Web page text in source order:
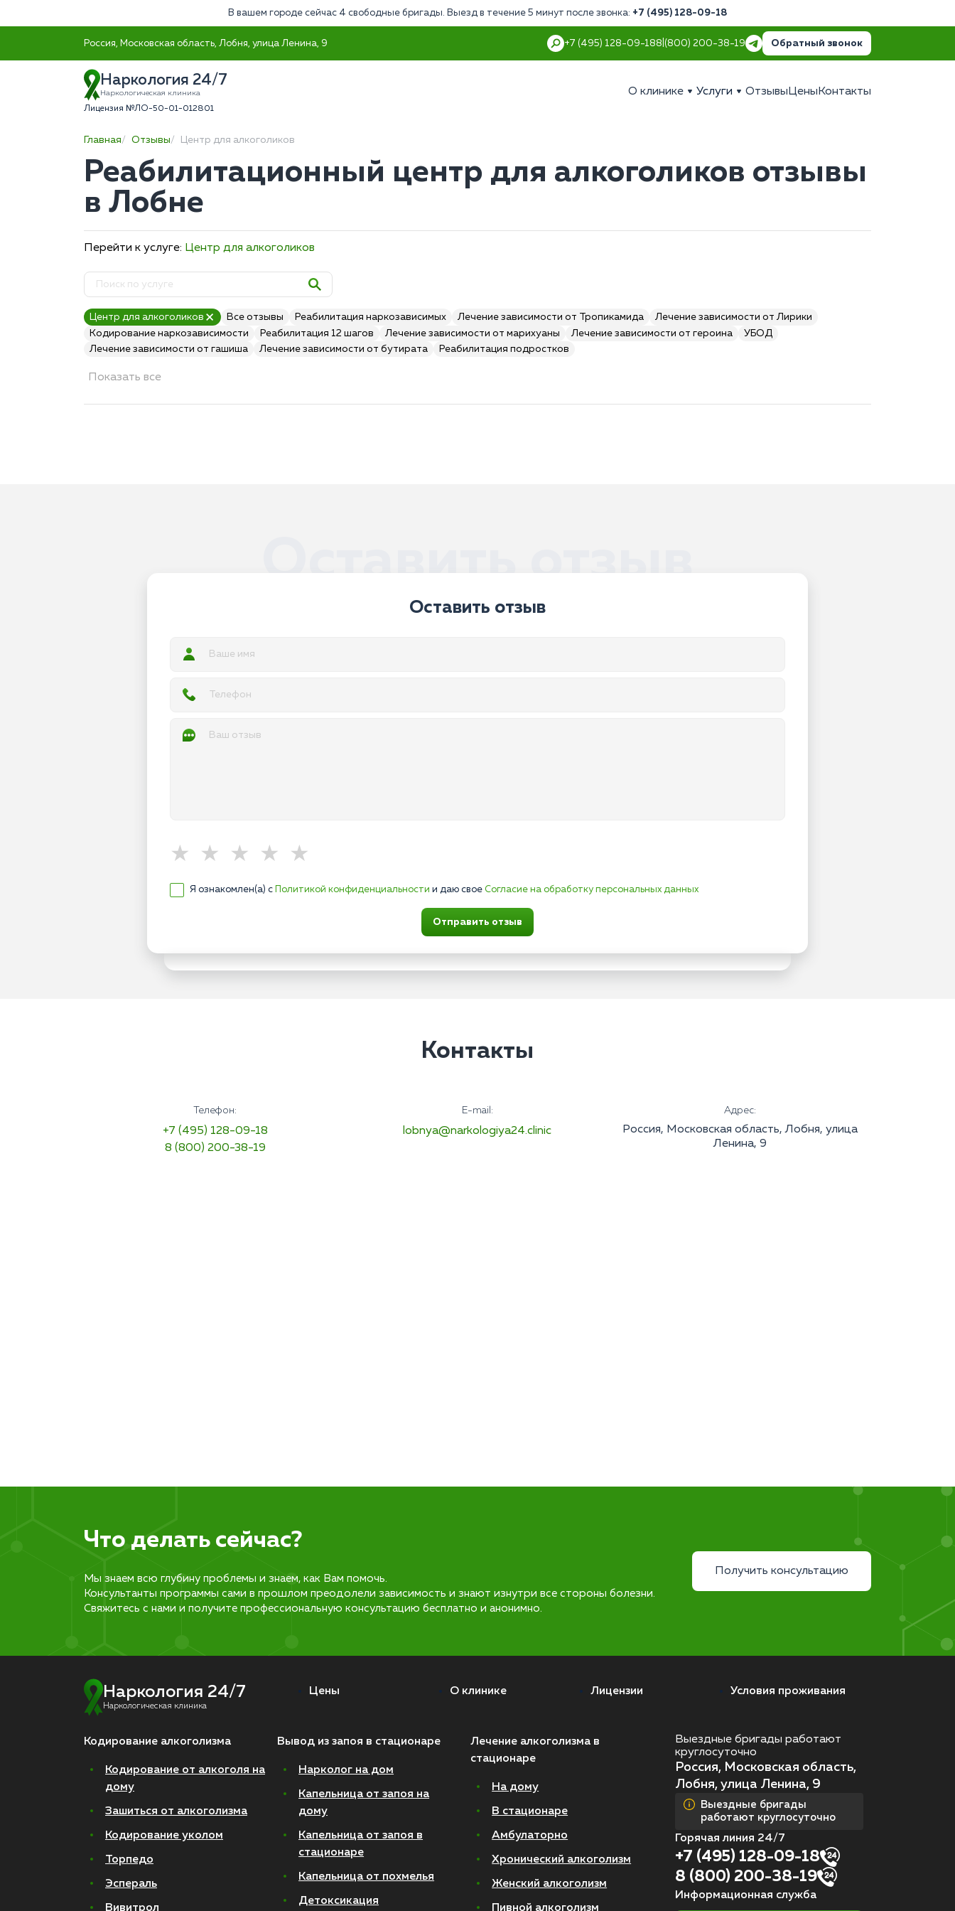
В вашем городе сейчас 4 свободные бригады. Выезд в течение 5 минут после звонка: +7 (495) 128-09-18
Россия, Московская область, Лобня, улица Ленина, 9 +7 (495) 128-09-188 (800) 200-38-19 Обратный звонок
Наркология 24/7
Наркологическая клиника
Лицензия №ЛО-50-01-012801
О клинике Услуги Отзывы Цены Контакты
Главная Отзывы Центр для алкоголиков
Реабилитационный центр для алкоголиков отзывы
в Лобне
Перейти к услуге: Центр для алкоголиков
Центр для алкоголиков Все отзывы Реабилитация наркозависимых Лечение зависимости от Тропикамида
Лечение зависимости от Лирики
Кодирование наркозависимости
Реабилитация 12 шагов Лечение зависимости от марихуаны Лечение зависимости от героина
УБОД
Лечение зависимости от гашиша
Лечение зависимости от бутирата Реабилитация подростков
Показать все
Оставить отзыв
Оставить отзыв
Я ознакомлен(а) с Политикой конфиденциальности и даю свое Согласие на обработку персональных данных
Отправить отзыв
Контакты
Телефон:
+7 (495) 128-09-18
8 (800) 200-38-19
E-mail:
lobnya@narkologiya24.clinic
Адрес:
Россия, Московская область, Лобня, улица
Ленина, 9
Что делать сейчас?
Мы знаем всю глубину проблемы и знаем, как Вам помочь.
Консультанты программы сами в прошлом преодолели зависимость и знают изнутри все стороны болезни.
Свяжитесь с нами и получите профессиональную консультацию бесплатно и анонимно.
Получить консультацию
Наркология 24/7
Наркологическая клиника
Цены О клинике Лицензии Условия проживания
Кодирование алкоголизма
Кодирование от алкоголя на
дому
Зашиться от алкоголизма
Кодирование уколом
Торпедо
Эспераль
Вивитрол
Вывод из запоя в стационаре
Нарколог на дом
Капельница от запоя на
дому
Капельница от запоя в
стационаре
Капельница от похмелья
Детоксикация
Лечение алкоголизма в
стационаре
На дому
В стационаре
Амбулаторно
Хронический алкоголизм
Женский алкоголизм
Пивной алкоголизм
Выездные бригады работают
круглосуточно
Россия, Московская область,
Лобня, улица Ленина, 9
Выездные бригады
работают круглосуточно
Горячая линия 24/7
+7 (495) 128-09-18
8 (800) 200-38-19
Информационная служба